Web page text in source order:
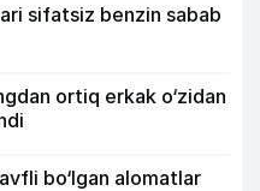
sifatsiz benzin sabab
ortiq erkak o‘zidan
bo‘lgan alomatlar